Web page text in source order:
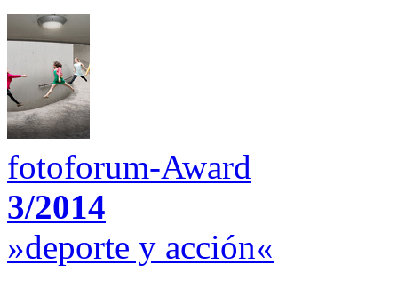
fotoforum-Award
3/2014
»deporte y acción«